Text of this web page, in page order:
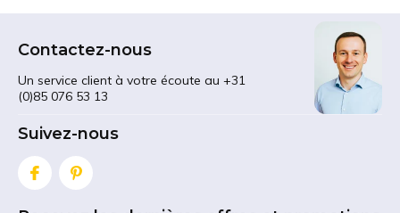
Contactez-nous
Un service client à votre écoute au +31
(0)85 076 53 13
Suivez-nous